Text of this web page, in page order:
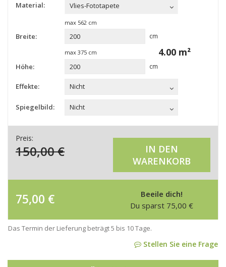
Material: Vlies-Fototapete
max 562 cm
Breite: cm
max 375cm
Höhe: cm
4.00 m²
Effekte: Nicht
Spiegelbild: Nicht
Preis:
150,00€
IN DEN
WARENKORB
75,00 €
Beeile dich!
Du sparst 75,00 €
Das Termin der Lieferung beträgt 5 bis 10 Tage.
Stellen Sie eine Frage